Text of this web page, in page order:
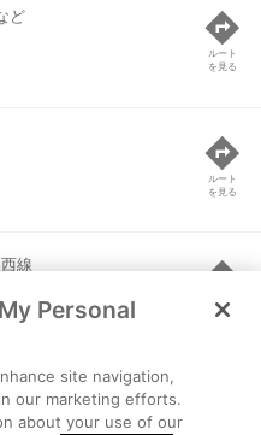
ど
ルート
を見る
ルート
を見る
線
ルート
を見る
Personal
site navigation,
our marketing efforts.
about your use of our